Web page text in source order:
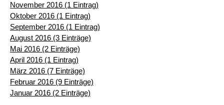
November 2016 (1 Eintrag)
Oktober 2016 (1 Eintrag)
September 2016 (1 Eintrag)
August 2016 (3 Einträge)
Mai 2016 (2 Einträge)
April 2016 (1 Eintrag)
März 2016 (7 Einträge)
Februar 2016 (9 Einträge)
Januar 2016 (2 Einträge)